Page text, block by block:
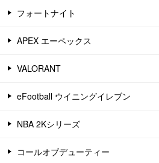
フォートナイト
APEX エーペックス
VALORANT
eFootball ウイニングイレブン
NBA 2Kシリーズ
コールオブデューティー